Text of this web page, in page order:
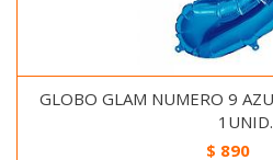
GLOBO GLAM NUMERO 9
1UNID.
$ 890